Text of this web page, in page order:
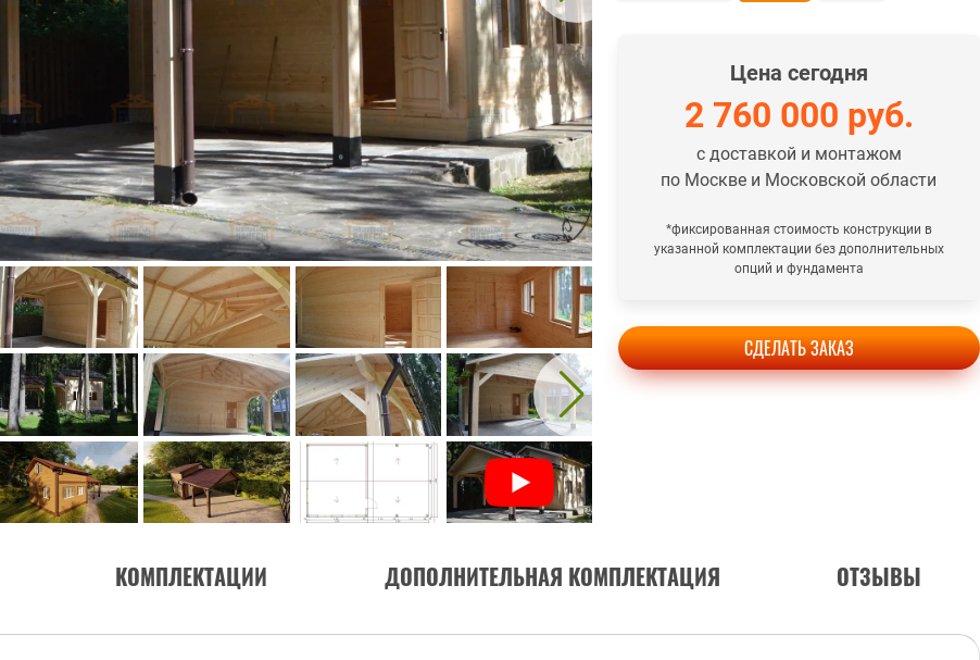
Цена сегодня
2 760 000 руб.
с доставкой и монтажом
по Москве и Московской области
*фиксированная стоимость конструкции в
указанной комплектации без дополнительных
опций и фундамента
СДЕЛАТЬ ЗАКАЗ
КОМПЛЕКТАЦИИ ДОПОЛНИТЕЛЬНАЯ КОМПЛЕКТАЦИЯ ОТЗЫВЫ